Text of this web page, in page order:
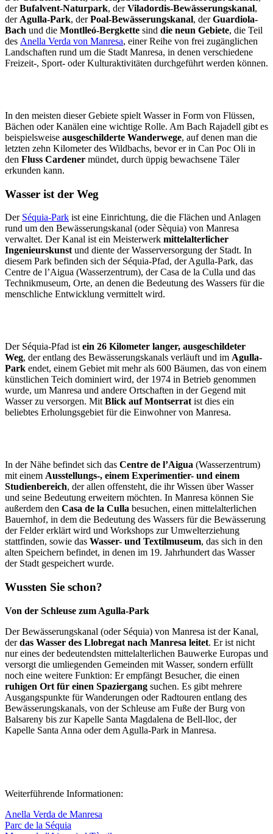
derBufalvent-Naturpark, derViladordis-Bewässerungskanal,
der Agulla-Park, derPoal-Bewässerungskanal, derGuardiola-
Bach und die Montlleó-Bergkette sind die neun Gebiete, die Teil
des Anella Verda von Manresa, einer Reihe von frei zugänglichen
Landschaften rund um die Stadt Manresa, in denen verschiedene
Freizeit-, Sport- oder Kulturaktivitäten durchgeführt werden können.
In den meisten dieser Gebiete spielt Wasser in Form von Flüssen,
Bächen oder Kanälen eine wichtige Rolle. Am Bach Rajadell gibt es
beispielsweise ausgeschilderte Wanderwege, auf denen man die
letzten zehn Kilometer des Wildbachs, bevor er in Can Poc Oli in
den Fluss Cardener mündet, durch üppig bewachsene Täler
erkunden kann.
Wasser ist der Weg
Der Séquia-Park ist eine Einrichtung, die die Flächen und Anlagen
rund um den Bewässerungskanal (oder Sèquia) von Manresa
verwaltet. Der Kanal ist ein Meisterwerk mittelalterlicher
Ingenieurskunst und diente der Wasserversorgung der Stadt. In
diesem Park befinden sich der Séquia-Pfad, der Agulla-Park, das
Centre de l’Aigua (Wasserzentrum), der Casa de la Culla und das
Technikmuseum, Orte, an denen die Bedeutung des Wassers für die
menschliche Entwicklung vermittelt wird.
Der Séquia-Pfad ist ein 26 Kilometer langer, ausgeschildeter
Weg, der entlang des Bewässerungskanals verläuft und im Agulla-
Park endet, einem Gebiet mit mehr als 600 Bäumen, das von einem
künstlichen Teich dominiert wird, der 1974 in Betrieb genommen
wurde, um Manresa und andere Ortschaften in der Gegend mit
Wasser zu versorgen. Mit Blick auf Montserrat ist dies ein
beliebtes Erholungsgebiet für die Einwohner von Manresa.
In der Nähe befindet sich das Centre de l’Aigua (Wasserzentrum)
mit einem Ausstellungs-, einem Experimentier- und einem
Studienbereich, der allen offensteht, die ihr Wissen über Wasser
und seine Bedeutung erweitern möchten. In Manresa können Sie
außerdem den Casa de la Culla besuchen, einen mittelalterlichen
Bauernhof, in dem die Bedeutung des Wassers für die Bewässerung
der Felder erklärt wird und Workshops zur Umwelterziehung
stattfinden, sowie das Wasser- und Textilmuseum, das sich in den
alten Speichern befindet, in denen im 19. Jahrhundert das Wasser
der Stadt gespeichert wurde.
Wussten Sie schon?
Von der Schleuse zum Agulla-Park
Der Bewässerungskanal (oder Séquia) von Manresa ist der Kanal,
derdas Wasser des Llobregat nach Manresa leitet. Er ist nicht
nur eines der bedeutendsten mittelalterlichen Bauwerke Europas und
versorgt die umliegenden Gemeinden mit Wasser, sondern erfüllt
noch eine weitere Funktion: Er empfängt Besucher, die einen
ruhigen Ort für einen Spaziergang suchen. Es gibt mehrere
Ausgangspunkte für Wanderungen oder Radtouren entlang des
Bewässerungskanals, von der Schleuse am Fuße der Burg von
Balsareny bis zur Kapelle Santa Magdalena de Bell-lloc, der
Kapelle Santa Anna oder dem Agulla-Park in Manresa.
Weiterführende Informationen:
Anella Verda de Manresa
Parc de la Séquia